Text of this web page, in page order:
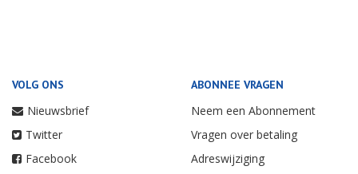
VOLG ONS
Nieuwsbrief
Twitter
Facebook
ABONNEE VRAGEN
Neem een Abonnement
Vragen over betaling
Adreswijziging